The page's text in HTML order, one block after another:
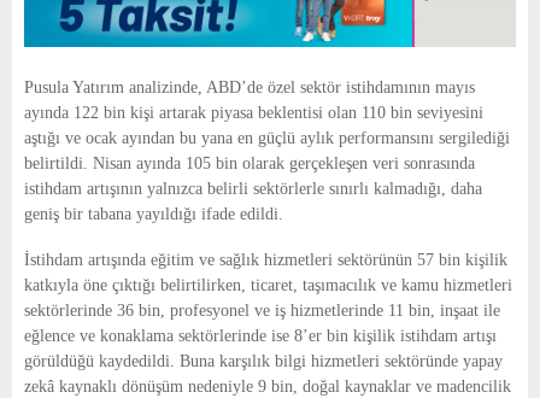
E
N
U
Pusula Yatırım analizinde, ABD’de özel sektör istihdamının mayıs
ayında 122 bin kişi artarak piyasa beklentisi olan 110 bin seviyesini
aştığı ve ocak ayından bu yana en güçlü aylık performansını sergilediği
belirtildi. Nisan ayında 105 bin olarak gerçekleşen veri sonrasında
istihdam artışının yalnızca belirli sektörlerle sınırlı kalmadığı, daha
geniş bir tabana yayıldığı ifade edildi.
İstihdam artışında eğitim ve sağlık hizmetleri sektörünün 57 bin kişilik
katkıyla öne çıktığı belirtilirken, ticaret, taşımacılık ve kamu hizmetleri
sektörlerinde 36 bin, profesyonel ve iş hizmetlerinde 11 bin, inşaat ile
eğlence ve konaklama sektörlerinde ise 8’er bin kişilik istihdam artışı
görüldüğü kaydedildi. Buna karşılık bilgi hizmetleri sektöründe yapay
zekâ kaynaklı dönüşüm nedeniyle 9 bin, doğal kaynaklar ve madencilik